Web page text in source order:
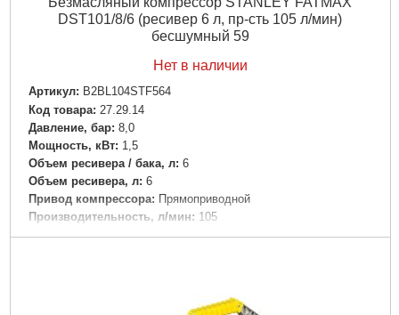
DST101/8/6 (ресивер 6 л, пр-сть 105 л/мин)
бесшумный 59
Нет в наличии
Артикул: B2BL104STF564
Код товара: 27.29.14
Давление, бар: 8,0
Мощность, кВт: 1,5
Объем ресивера / бака, л: 6
Объем ресивера, л: 6
Привод компрессора: Прямоприводной
Производительность, л/мин: 105
Тип компрессора: Коаксиальный
Подробнее...